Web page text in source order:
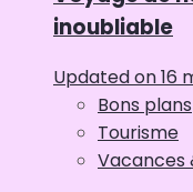
inoubliable
Updated on16
Bons plans
Tourisme
Vacances